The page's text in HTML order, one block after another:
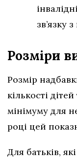
зв’язку
Розміри
Розмір
кількості
мінімуму для
році цей
Для батьків,